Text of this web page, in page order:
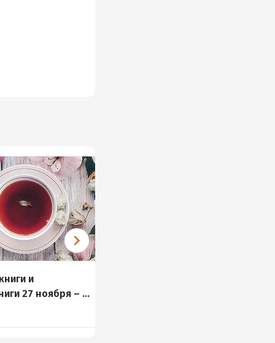
и
27 ноября – 3